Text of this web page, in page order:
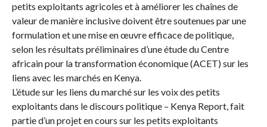
petits exploitants agricoles et à améliorer les chaînes de
valeur de manière inclusive doivent être soutenues par une
formulation et une mise en œuvre efficace de politique,
selon les résultats préliminaires d’une étude du Centre
africain pour la transformation économique (ACET) sur les
liens avec les marchés en Kenya.
L’étude sur les liens du marché sur les voix des petits
exploitants dans le discours politique – Kenya Report, fait
partie d’un projet en cours sur les petits exploitants